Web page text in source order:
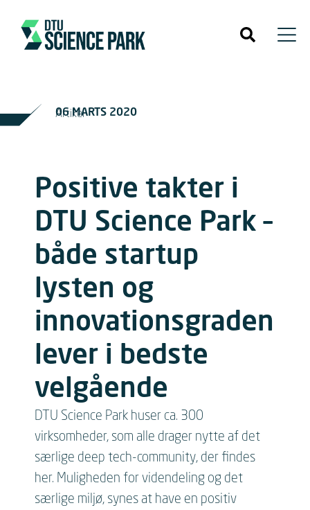
06 MARTS 2020
Artikel
Positive takter i
DTU Science Park –
både startup
lysten og
innovationsgraden
lever i bedste
velgående
DTU Science Park huser ca. 300
virksomheder, som alle drager nytte af det
særlige deep tech-community, der findes
her. Muligheden for videndeling og det
særlige miljø, synes at have en positiv